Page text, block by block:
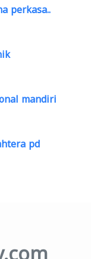
perkasa..
mandiri
pd